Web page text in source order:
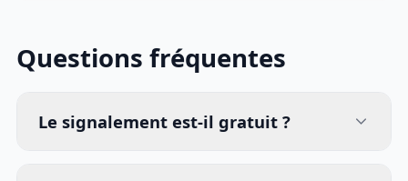
Questions fréquentes
Le signalement est-il gratuit ?